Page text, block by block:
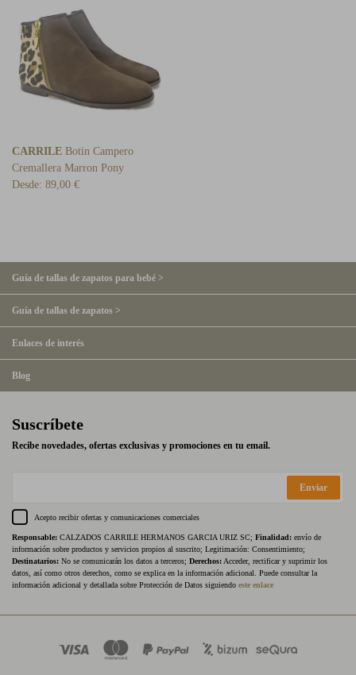
CARRILE Botin Campero
Cremallera Marron Pony
Desde: 89,00 €
Guía de tallas de zapatos para bebé >
Guía de tallas de zapatos >
Enlaces de interés
Blog
Suscríbete
Recibe novedades, ofertas exclusivas y promociones en tu email.
Enviar
Acepto recibir ofertas y comunicaciones comerciales
Responsable: CALZADOS CARRILE HERMANOS GARCIA URIZ SC; Finalidad: envío de
información sobre productos y servicios propios al suscrito; Legitimación: Consentimiento;
Destinatarios: No se comunicarán los datos a terceros; Derechos: Acceder, rectificar y suprimir los
datos, así como otros derechos, como se explica en la información adicional. Puede consultar la
información adicional y detallada sobre Protección de Datos siguiendo este enlace